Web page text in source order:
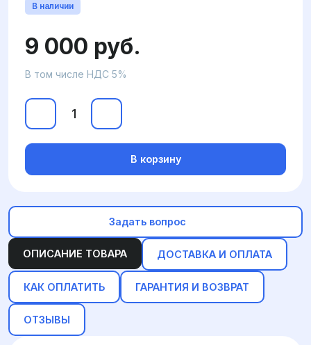
ОПИСАНИЕ ТОВАРА ДОСТАВКА И ОПЛАТА
КАК ОПЛАТИТЬ ГАРАНТИЯ И ВОЗВРАТ
ОТЗЫВЫ
В наличии
9 000 руб.
В том числе НДС 5%
В корзину
Задать вопрос